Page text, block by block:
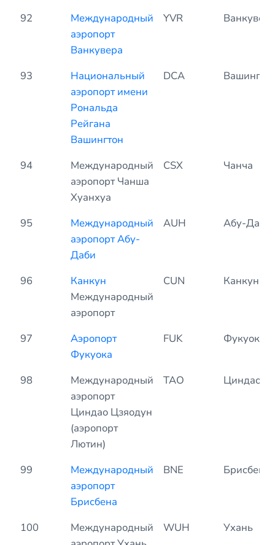
92
Международный
аэропорт
Ванкувера
YVR Ванкувер
93
Национальный
аэропорт имени
Рональда
Рейгана
Вашингтон
DCA
94
Международный
аэропорт Чанша
Хуанхуа
CSX Чанча
95
Международный
аэропорт Абу-
Даби
AUH Абу-Даби
96
Канкун
Международный
аэропорт
CUN Канкун
97
Аэропорт
Фукуока
FUK Фукуока
98
Международный
аэропорт
Циндао Цзяодун
(аэропорт
Лютин)
ТАО Циндао
99
Международный
аэропорт
Брисбена
BNE Брисбен
100
Международный
WUH Ухань